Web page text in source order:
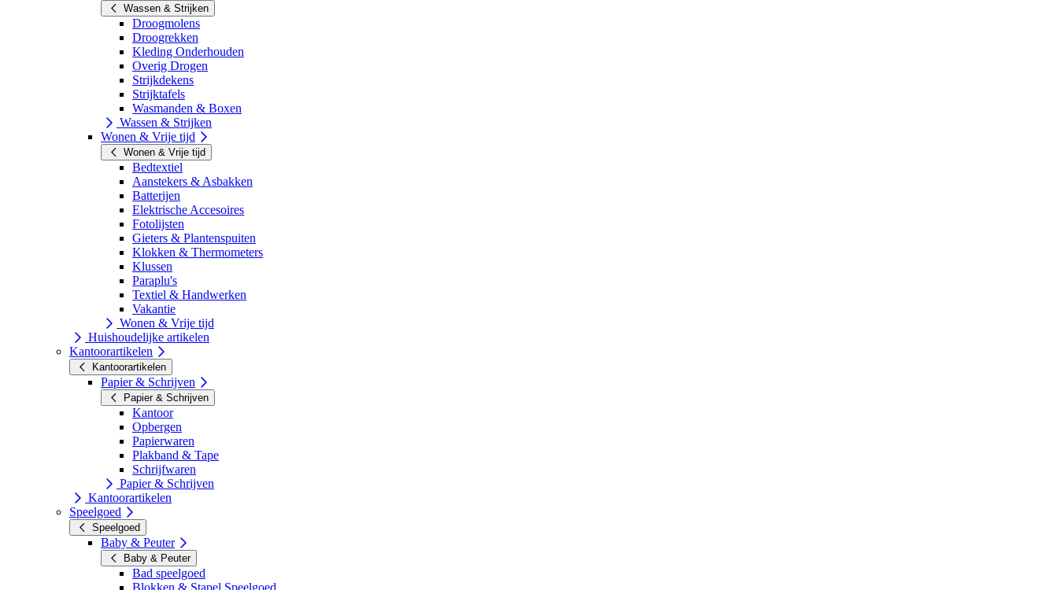
Wassen & Strijken
Droogmolens
Droogrekken
Kleding Onderhouden
Overig Drogen
Strijkdekens
Strijktafels
Wasmanden & Boxen
Wassen & Strijken
Wonen & Vrije tijd
Wonen & Vrije tijd
Bedtextiel
Aanstekers & Asbakken
Batterijen
Elektrische Accesoires
Fotolijsten
Gieters & Plantenspuiten
Klokken & Thermometers
Klussen
Paraplu's
Textiel & Handwerken
Vakantie
Wonen & Vrije tijd
Huishoudelijke artikelen
Kantoorartikelen
Kantoorartikelen
Papier & Schrijven
Papier & Schrijven
Kantoor
Opbergen
Papierwaren
Plakband & Tape
Schrijfwaren
Papier & Schrijven
Kantoorartikelen
Speelgoed
Speelgoed
Baby & Peuter
Baby & Peuter
Bad speelgoed
Blokken & Stapel Speelgoed